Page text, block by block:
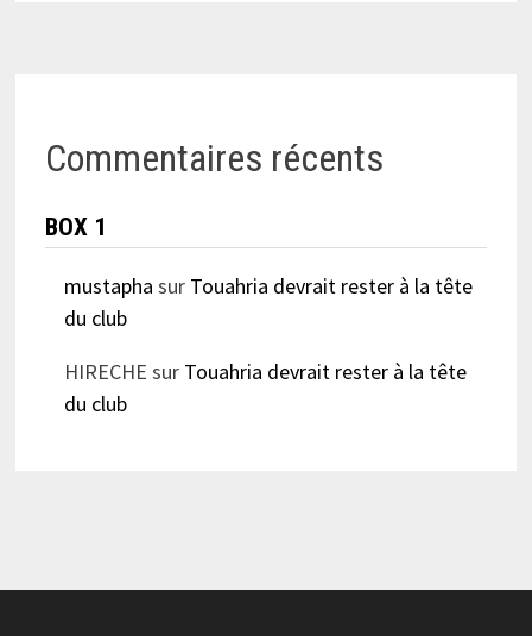
Commentaires récents
BOX 1
mustapha sur Touahria devrait rester à la tête
du club
HIRECHE sur Touahria devrait rester à la tête
du club